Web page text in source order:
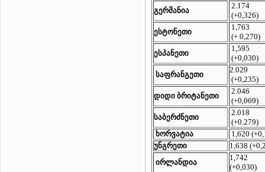
გერმანია
2.174
(+0,326)
ესტონეთი
1,763
(+ 0,270)
ესპანეთი
1,595
(+0,030)
საფრანგეთი
2.029
(+0,235)
დიდი ბრიტანეთი
2.046
(+0,069)
საბერძნეთი
2.018
(+0.279)
ხორვატია
1,620
უნგრეთი
1,638
ირლანდია
1,742
(+0,030)